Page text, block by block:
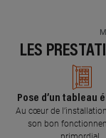
LES
Pose d’un tableau
Au cœur de
son bon